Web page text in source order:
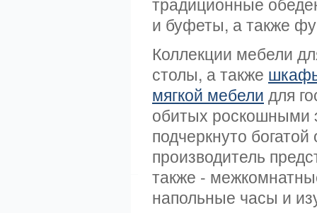
и буфеты, а также
Коллекции мебели
столы, а также
мягкой мебели для
обитых роскошными
подчеркнуто
производитель
также -
напольные часы и